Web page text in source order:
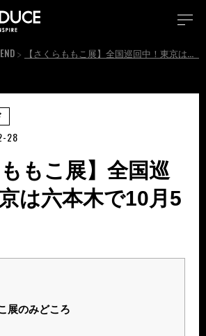
【さくらももこ展】全国巡回中！東京は六本木で10月5日から
ももこ展】全国巡
は六本木で10月5
展のみどころ
28